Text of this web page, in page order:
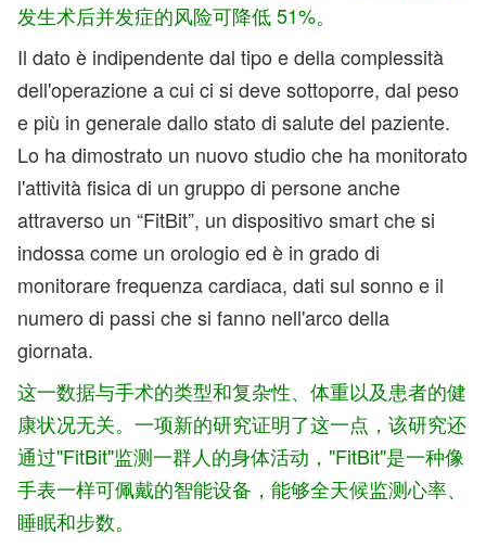
发生术后并发症的风险可降低 51%。
Il dato è indipendente dal tipo e della complessità
dell'operazione a cui ci si deve sottoporre, dal peso
e più in generale dallo stato di salute del paziente.
Lo ha dimostrato un nuovo studio che ha monitorato
l'attività fisica di un gruppo di persone anche
attraverso un “FitBit”, un dispositivo smart che si
indossa come un orologio ed è in grado di
monitorare frequenza cardiaca, dati sul sonno e il
numero di passi che si fanno nell'arco della
giornata.
这一数据与手术的类型和复杂性、体重以及患者的健
康状况无关。一项新的研究证明了这一点，该研究还
通过"FitBit"监测一群人的身体活动，"FitBit"是一种像
手表一样可佩戴的智能设备，能够全天候监测心率、
睡眠和步数。